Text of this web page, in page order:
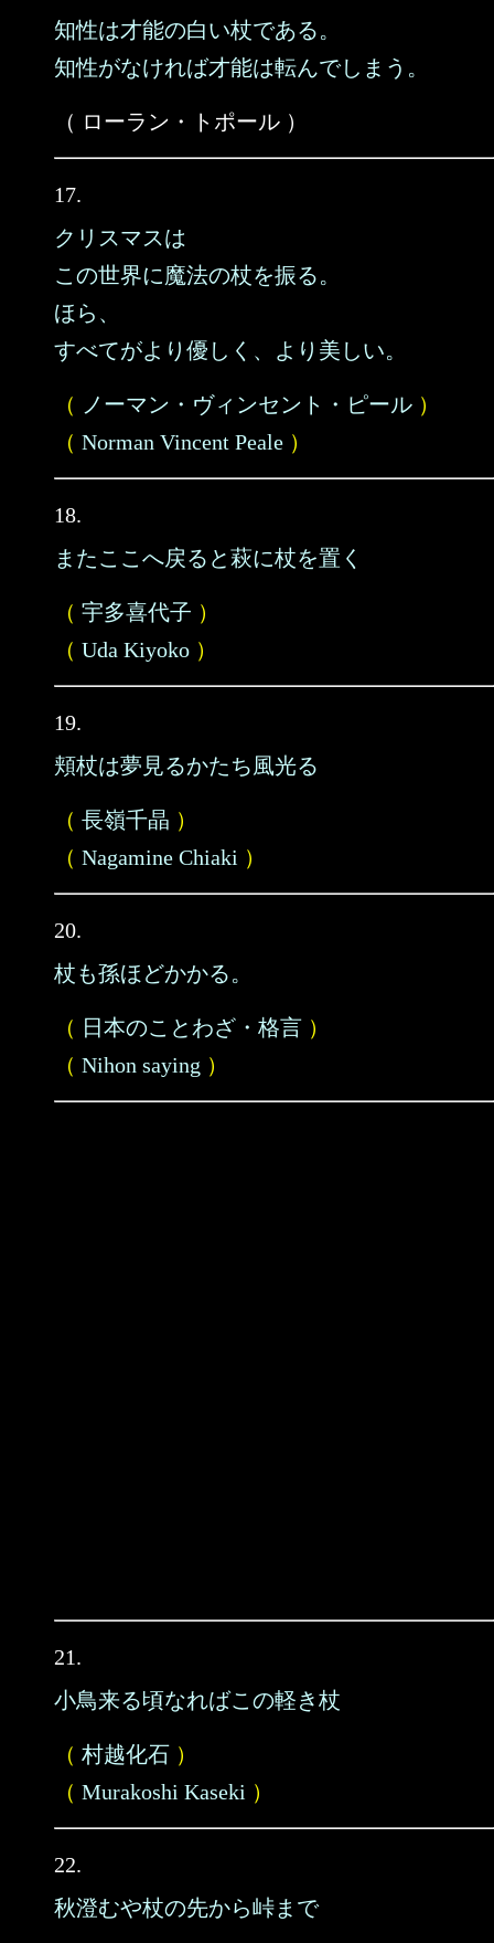
知性は才能の白い杖である。
知性がなければ才能は転んでしまう。
（ ローラン・トポール ）
17.
クリスマスは
この世界に魔法の杖を振る。
ほら、
すべてがより優しく、より美しい。
（ ノーマン・ヴィンセント・ピール ）
（ Norman Vincent Peale ）
18.
またここへ戻ると萩に杖を置く
（ 宇多喜代子 ）
（ Uda Kiyoko ）
19.
頬杖は夢見るかたち風光る
（ 長嶺千晶 ）
（ Nagamine Chiaki ）
20.
杖も孫ほどかかる。
（ 日本のことわざ・格言 ）
（ Nihon saying ）
21.
小鳥来る頃なればこの軽き杖
（ 村越化石 ）
（ Murakoshi Kaseki ）
22.
秋澄むや杖の先から峠まで